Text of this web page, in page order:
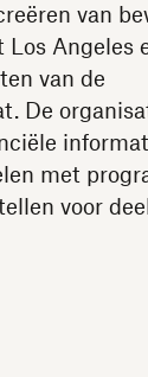
van
Angeles
van de
De
met
voor